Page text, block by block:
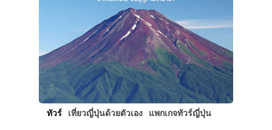
ทัวร์ เที่ยวญี่ปุ่นด้วยตัวเอง แพกเกจทัวร์ญี่ปุ่น